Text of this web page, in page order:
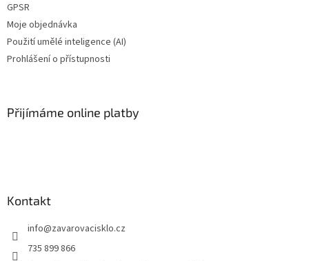
GPSR
Moje objednávka
Použití umělé inteligence (AI)
Prohlášení o přístupnosti
Přijímáme online platby
Kontakt
info@zavarovacisklo.cz
735 899 866